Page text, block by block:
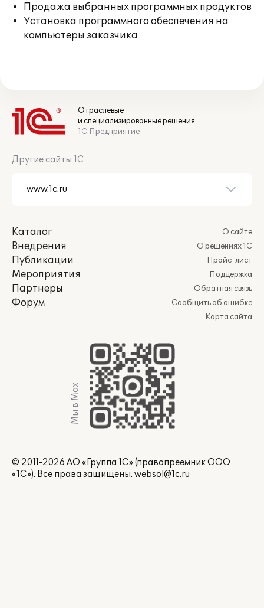
Продажа выбранных программных продуктов
Установка программного обеспечения на
компьютеры заказчика
Отраслевые
и специализированные решения
1С:Предприятие
Другие сайты 1С
Каталог
Внедрения
Публикации
Мероприятия
Партнеры
Форум
О сайте
О решениях 1С
Прайс-лист
Поддержка
Обратная связь
Сообщить об ошибке
Карта сайта
Мы в Max
© 2011-2026 АО «Группа 1С» (правопреемник ООО
«1С»). Все права защищены. websol@1c.ru